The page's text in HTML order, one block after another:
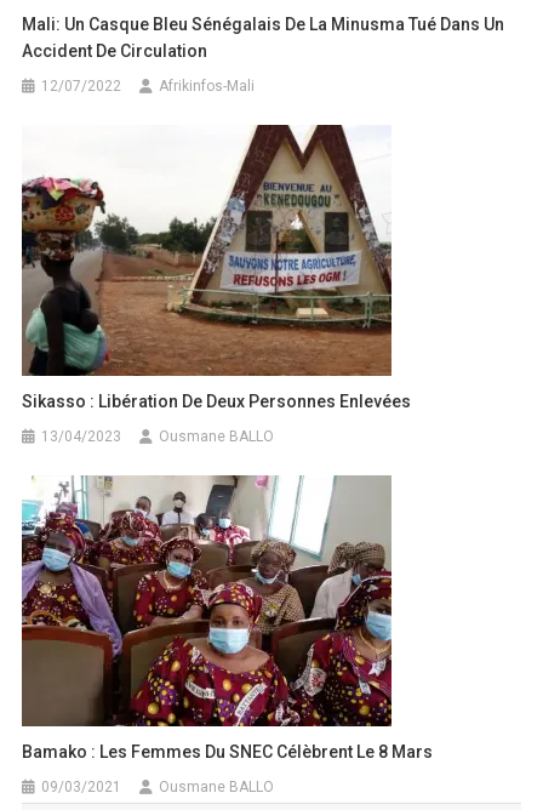
Mali: Un Casque Bleu Sénégalais De La Minusma Tué Dans Un
Accident De Circulation
12/07/2022 Afrikinfos-Mali
Sikasso : Libération De Deux Personnes Enlevées
13/04/2023 Ousmane BALLO
Bamako : Les Femmes Du SNEC Célèbrent Le 8 Mars
09/03/2021 Ousmane BALLO